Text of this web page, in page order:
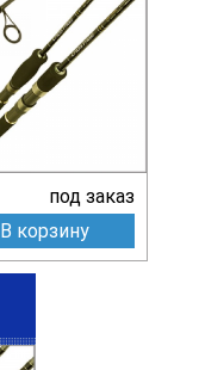
под заказ
В корзину